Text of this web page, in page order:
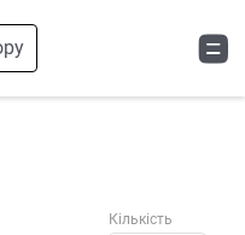
Кількість